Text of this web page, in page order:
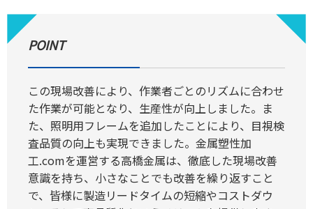
POINT
この現場改善により、作業者ごとのリズムに合わせ
た作業が可能となり、生産性が向上しました。ま
た、照明用フレームを追加したことにより、目視検
査品質の向上も実現できました。金属塑性加
工.comを運営する高橋金属は、徹底した現場改善
意識を持ち、小さなことでも改善を繰り返すこと
で、皆様に製造リードタイムの短縮やコストダウ